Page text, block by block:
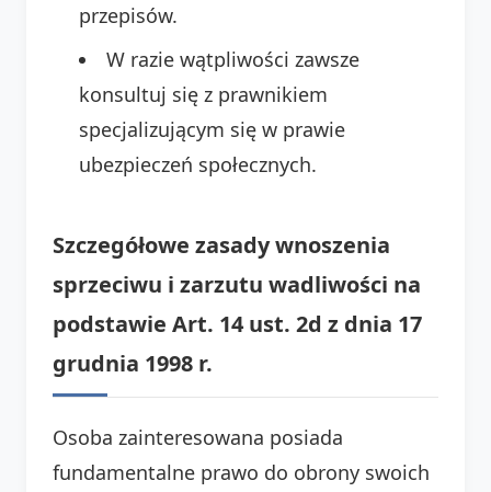
przepisów.
W razie wątpliwości zawsze
konsultuj się z prawnikiem
specjalizującym się w prawie
ubezpieczeń społecznych.
Szczegółowe zasady wnoszenia
sprzeciwu i zarzutu wadliwości na
podstawie Art. 14 ust. 2d z dnia 17
grudnia 1998 r.
Osoba zainteresowana posiada
fundamentalne prawo do obrony swoich